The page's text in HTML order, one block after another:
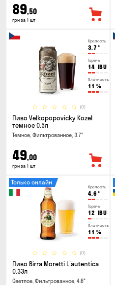
89,50
грн за 1 шт
Крепость
3.7 °
Горечь
14 IBU
Плотность
11 %
(0)
Пиво Velkopopovicky Kozel
темное 0.5л
Темное, Фильтрованное, 3.7°
49,00
грн за 1 шт
Крепость
4.6 °
Горечь
12 IBU
Плотность
11 %
(0)
Только онлайн
Пиво Birra Moretti L'autentica
0.33л
Светлое, Фильтрованное, 4.6°